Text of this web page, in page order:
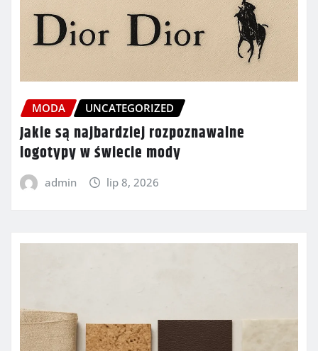
MODA UNCATEGORIZED
Jakie są najbardziej rozpoznawalne
logotypy w świecie mody
admin lip 8, 2026